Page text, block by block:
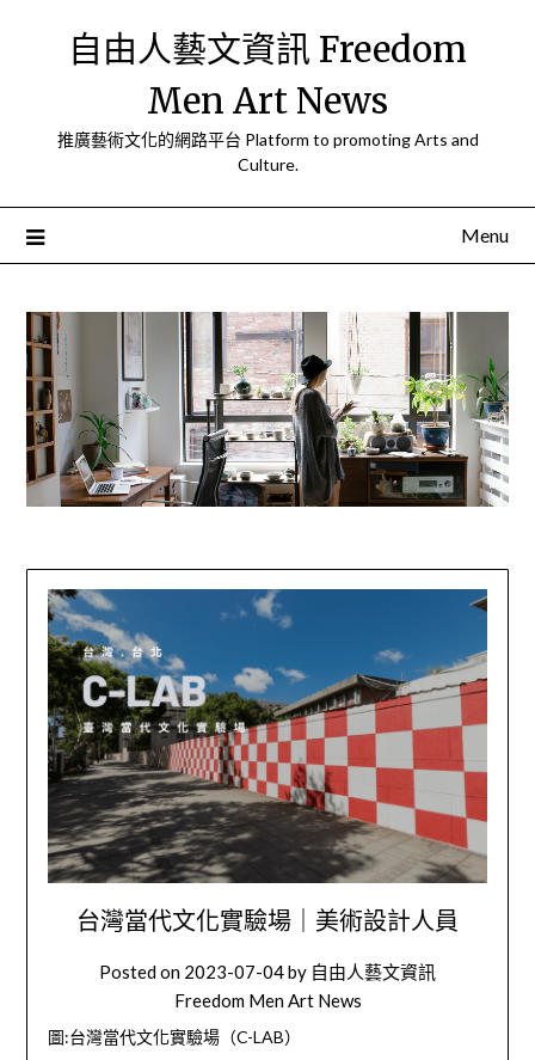
自由人藝文資訊 Freedom
Men Art News
推廣藝術文化的網路平台 Platform to promoting Arts and
Culture.
Menu
台灣當代文化實驗場｜美術設計人員
Posted on 2023-07-04by 自由人藝文資訊
Freedom Men Art News
圖:台灣當代文化實驗場（C-LAB）